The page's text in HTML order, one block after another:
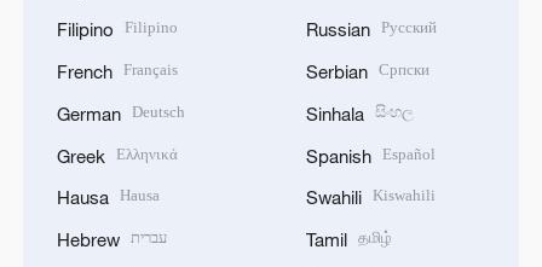
Filipino Filipino
French Français
German Deutsch
Greek Ελληνικά
Hausa Hausa
Hebrew עברית
Russian Русский
Serbian Српски
Sinhala සිංහල
Spanish Español
Swahili Kiswahili
Tamil தமிழ்